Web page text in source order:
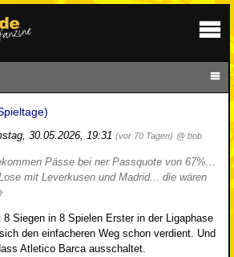
30.05.2026, 19:31 (vor 70 Tagen) @ bob
Pässe bei ner Passquote von 67%...
mit Leverkusen und Madrid... die wären
Siegen in 8 Spielen Erster in der Ligaphase
den einfacheren Weg schon verdient. Und
Atletico Barca ausschaltet.